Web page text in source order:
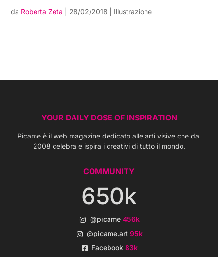
da Roberta Zeta 28/02/2018 Illustrazione
YOUR DAILY DOSE OF INSPIRATION
Picame è il web magazine dedicato alle arti visive che dal
2008 celebra e ispira i creativi di tutto il mondo.
COMMUNITY
650k
@picame 456k
@picame.art95k
Facebook83k